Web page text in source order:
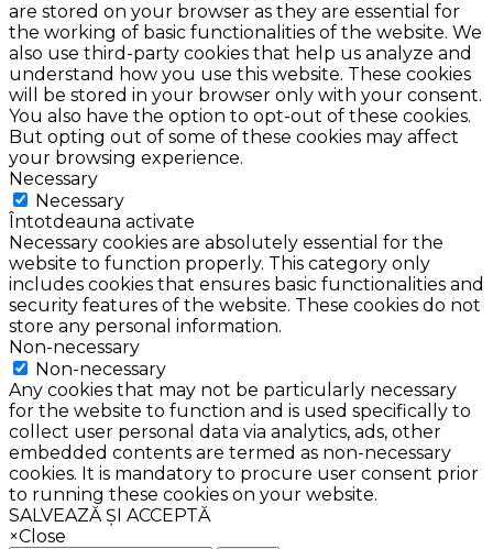
are stored on your browser as they are essential for
the working of basic functionalities of the website. We
also use third-party cookies that help us analyze and
understand how you use this website. These cookies
will be stored in your browser only with your consent.
You also have the option to opt-out of these cookies.
But opting out of some of these cookies may affect
your browsing experience.
Necessary
Necessary
Întotdeauna activate
Necessary cookies are absolutely essential for the
website to function properly. This category only
includes cookies that ensures basic functionalities and
security features of the website. These cookies do not
store any personal information.
Non-necessary
Non-necessary
Any cookies that may not be particularly necessary
for the website to function and is used specifically to
collect user personal data via analytics, ads, other
embedded contents are termed as non-necessary
cookies. It is mandatory to procure user consent prior
to running these cookies on your website.
SALVEAZĂ ȘI ACCEPTĂ
×Close